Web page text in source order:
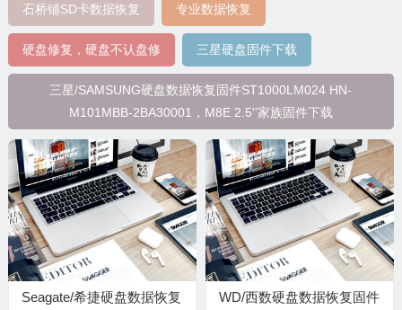
石桥铺SD卡数据恢复 专业数据恢复
硬盘修复，硬盘不认盘修 三星硬盘固件下载
三星/SAMSUNG硬盘数据恢复固件ST1000LM024 HN-
M101MBB-2BA30001，M8E 2.5''家族固件下载
Seagate/希捷硬盘数据恢复
WD/西数硬盘数据恢复固件